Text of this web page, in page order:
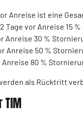
Anreise ist eine
Tage vor Anreise 15
Anreise 30 %
Anreise 50 %
Anreise 80 %
als Rücktritt